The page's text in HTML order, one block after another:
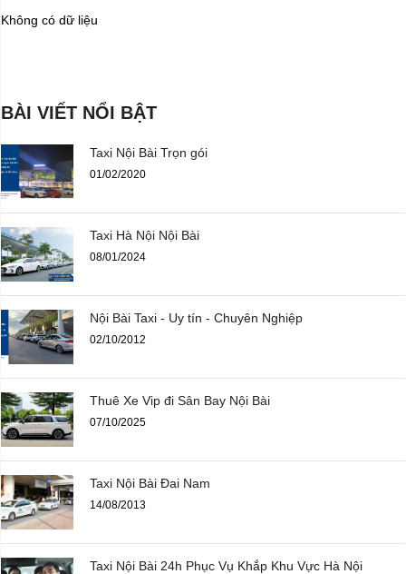
Không có dữ liệu
BÀI VIẾT NỔI BẬT
Taxi Nội Bài Trọn gói
01/02/2020
Taxi Hà Nội Nội Bài
08/01/2024
Nội Bài Taxi - Uy tín - Chuyên Nghiệp
02/10/2012
Thuê Xe Vip đi Sân Bay Nội Bài
07/10/2025
Taxi Nội Bài Đai Nam
14/08/2013
Taxi Nội Bài 24h Phục Vụ Khắp Khu Vực Hà Nội